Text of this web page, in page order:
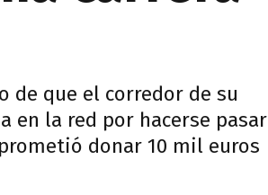
de que el corredor de su
en la red por hacerse pasar
donar 10 mil euros